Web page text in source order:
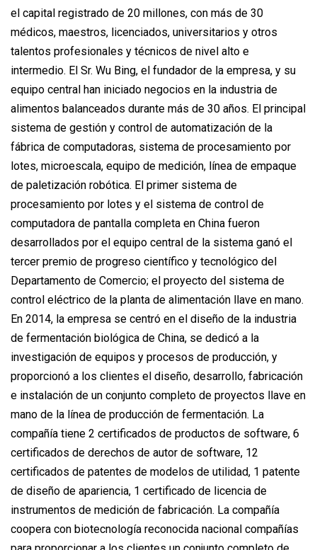
el capital registrado de 20 millones, con más de 30
médicos, maestros, licenciados, universitarios y otros
talentos profesionales y técnicos de nivel alto e
intermedio. El Sr. Wu Bing, el fundador de la empresa, y su
equipo central han iniciado negocios en la industria de
alimentos balanceados durante más de 30 años. El principal
sistema de gestión y control de automatización de la
fábrica de computadoras, sistema de procesamiento por
lotes, microescala, equipo de medición, línea de empaque
de paletización robótica. El primer sistema de
procesamiento por lotes y el sistema de control de
computadora de pantalla completa en China fueron
desarrollados por el equipo central de la sistema ganó el
tercer premio de progreso científico y tecnológico del
Departamento de Comercio; el proyecto del sistema de
control eléctrico de la planta de alimentación llave en mano.
En 2014, la empresa se centró en el diseño de la industria
de fermentación biológica de China, se dedicó a la
investigación de equipos y procesos de producción, y
proporcionó a los clientes el diseño, desarrollo, fabricación
e instalación de un conjunto completo de proyectos llave en
mano de la línea de producción de fermentación. La
compañía tiene 2 certificados de productos de software, 6
certificados de derechos de autor de software, 12
certificados de patentes de modelos de utilidad, 1 patente
de diseño de apariencia, 1 certificado de licencia de
instrumentos de medición de fabricación. La compañía
coopera con biotecnología reconocida nacional compañías